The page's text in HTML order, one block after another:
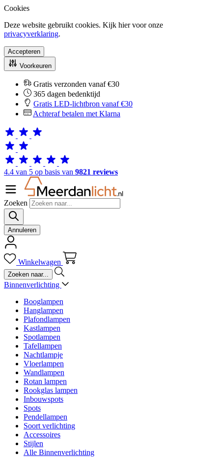
Cookies
Deze website gebruikt cookies. Kijk hier voor onze
privacyverklaring.
Accepteren
Voorkeuren
Gratis verzonden vanaf €30
365 dagen bedenktijd
Gratis LED-lichtbron vanaf €30
Achteraf betalen met Klarna
4.4 van 5 op basis van 9821 reviews
Zoeken
Annuleren
Winkelwagen
Binnenverlichting
Booglampen
Hanglampen
Plafondlampen
Kastlampen
Spotlampen
Tafellampen
Nachtlampje
Vloerlampen
Wandlampen
Rotan lampen
Rookglas lampen
Inbouwspots
Spots
Pendellampen
Soort verlichting
Accessoires
Stijlen
Alle Binnenverlichting